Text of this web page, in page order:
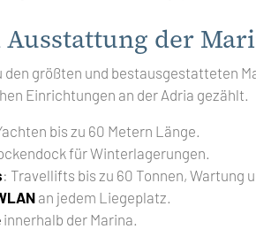
der
den größten und bestausgestatteten
Einrichtungen an der Adria gezählt.
bis zu 60 Metern Länge.
für Winterlagerungen.
: Travellifts bis zu 60 Tonnen, Wartung
an jedem Liegeplatz.
innerhalb der Marina.